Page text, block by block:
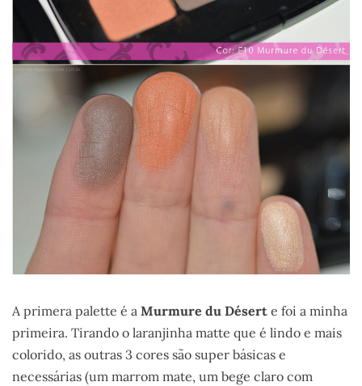
A primera palette é a Murmure du Désert e foi a minha
primeira. Tirando o laranjinha matte que é lindo e mais
colorido, as outras 3 cores são super básicas e
necessárias (um marrom mate, um bege claro com